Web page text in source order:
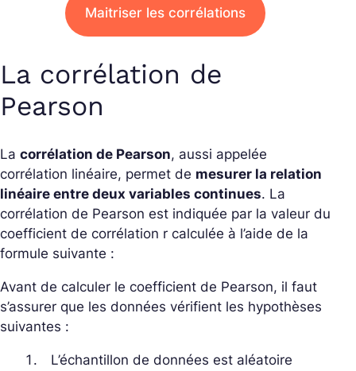
Maitriser les corrélations
La corrélation de
Pearson
La corrélation de Pearson, aussi appelée
corrélation linéaire, permet de mesurer la relation
linéaire entre deux variables continues. La
corrélation de Pearson est indiquée par la valeur du
coefficient de corrélation r calculée à l’aide de la
formule suivante :
Avant de calculer le coefficient de Pearson, il faut
s’assurer que les données vérifient les hypothèses
suivantes :
L’échantillon de données est aléatoire